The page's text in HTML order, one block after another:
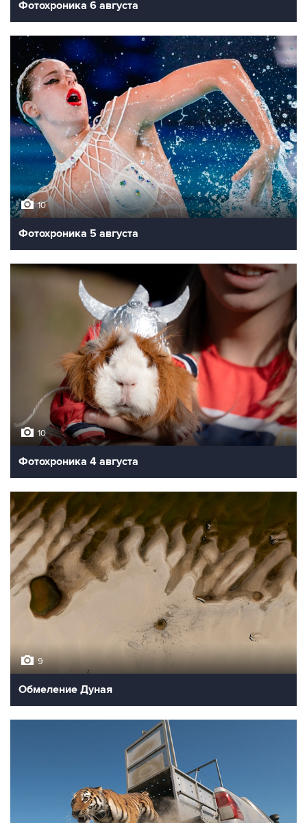
Фотохроника 6 августа
10
Фотохроника 5 августа
10
Фотохроника 4 августа
9
Обмеление Дуная